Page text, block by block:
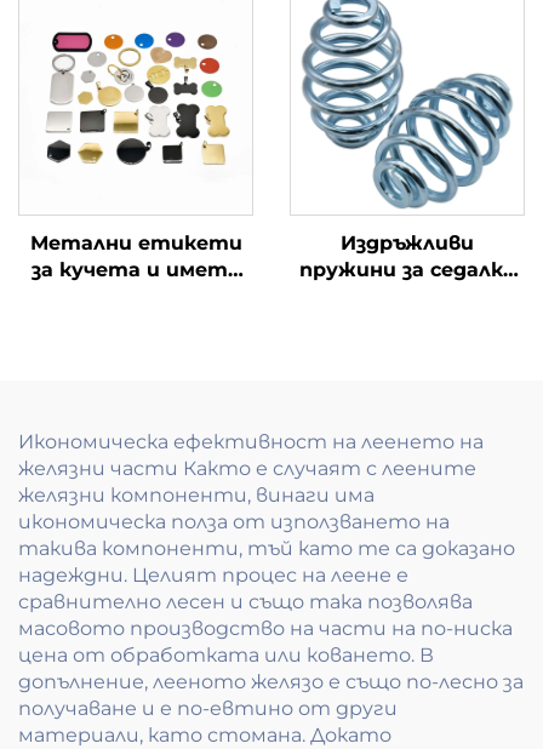
отразяващи
мраморни очи
Метални етикети
за кучета и имета
Издръжливи
пружини за седалки
Икономическа ефективност на леенето на
желязни части Както е случаят с леените
желязни компоненти, винаги има
икономическа полза от използването на
такива компоненти, тъй като те са доказано
надеждни. Целият процес на леене е
сравнително лесен и също така позволява
масовото производство на части на по-ниска
цена от обработката или коването. В
допълнение, лееното желязо е също по-лесно за
получаване и е по-евтино от други
материали, като стомана. Докато